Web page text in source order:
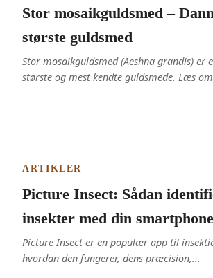
Stor mosaikguldsmed –
største guldsmed
Stor mosaikguldsmed (Aeshna grandis) er
største og mest kendte guldsmede. Læs
ARTIKLER
Picture Insect: Sådan
insekter med din smartphone
Picture Insect er en populær app til
hvordan den fungerer, dens præcision,...